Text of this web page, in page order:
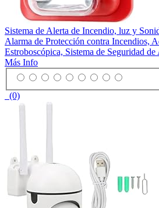
Sistema de Alerta de Incendio, luz y
Alarma de Protección contra Incendios,
Estroboscópica, Sistema de Seguridad de
Más Info
(0)